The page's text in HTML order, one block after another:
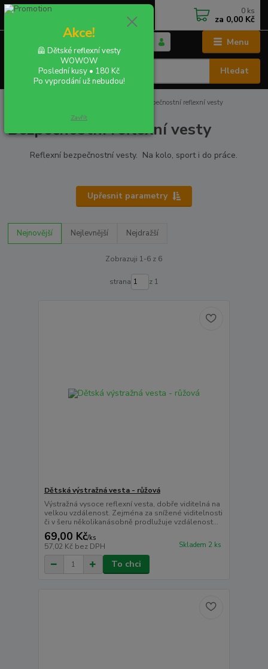
Menu
CZK
Hledat
+420 702 855 412
0 ks
za 0,00 Kč
Bezpečnostní reflexní vesty
Bezpečnostní reflexní vesty
Reflexní bezpečnostní vesty. Na kolo, sport i do práce.
Upřesnit parametry
Nejnovější Nejlevnější Nejdražší
Zobrazuji 1-6 z 6
strana z 1
Dětská výstražná vesta - růžová
Výstražná vysoce reflexní vesta, dobře viditelná na
velkou vzdálenost. Zejména za snížené viditelnosti
či v šeru několikanásobně prodlužuje vzdálenost...
69,00 Kč/ks
57,02 Kč bez DPH Skladem 2 ks
To chci
Akce!
🦺 Dětské reflexní vesty
WOWOW
Poslední kusy • 180 Kč
Po vyprodání už nebudou!
Zavřít